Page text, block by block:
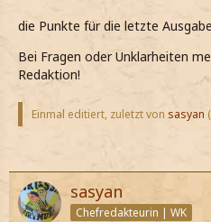
die Punkte für die letzte
Bei Fragen oder Unklarheiten
Redaktion!
Einmal editiert, zuletzt von sasyan (
sasyan
Chefredakteurin | WK